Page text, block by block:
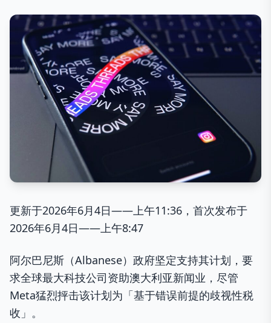
更新于2026年6月4日——上午11:36，首次发布于
2026年6月4日——上午8:47
阿尔巴尼斯（Albanese）政府坚定支持其计划，要
求全球最大科技公司资助澳大利亚新闻业，尽管
Meta猛烈抨击该计划为「基于错误前提的歧视性税
收」。